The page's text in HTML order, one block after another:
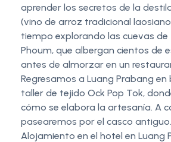
aprender los secretos de la
(vino de arroz tradicional
tiempo explorando las cuevas
Phoum, que albergan cientos de
antes de almorzar en un
Regresamos a Luang Prabang
taller de tejido Ock Pop Tok,
cómo se elabora la artesanía. A
pasearemos por el casco antiguo.
Alojamiento en el hotel en Luang